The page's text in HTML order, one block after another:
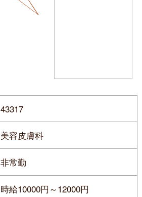
43317
美容皮膚科
非常勤
時給10000円～12000円